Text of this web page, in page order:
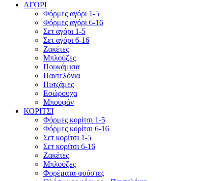
ΑΓΟΡΙ
Φόρμες αγόρι 1-5
Φόρμες αγόρι 6-16
Σετ αγόρι 1-5
Σετ αγόρι 6-16
Ζακέτες
Μπλούζες
Πουκάμισα
Παντελόνια
Πυτζάμες
Εσώρουχα
Μπουφάν
ΚΟΡΙΤΣΙ
Φόρμες κορίτσι 1-5
Φόρμες κορίτσι 6-16
Σετ κορίτσι 1-5
Σετ κορίτσι 6-16
Ζακέτες
Μπλούζες
Φορέματα-φούστες